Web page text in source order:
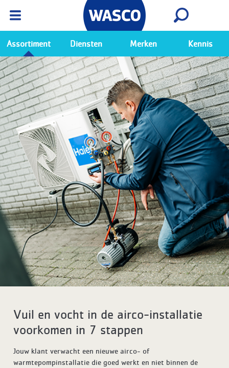
Ga naar de Wasco app
Bekijk
Assortiment Diensten Merken Kennis
Vuil en vocht in de airco-installatie
voorkomen in 7 stappen
Jouw klant verwacht een nieuwe airco- of
warmtepompinstallatie die goed werkt en niet binnen de